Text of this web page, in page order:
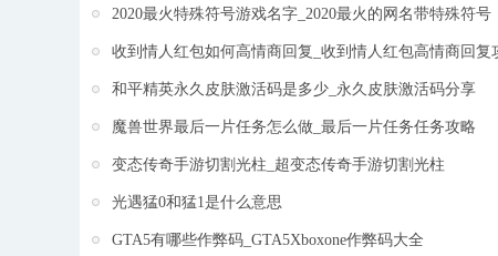
合制的放置RPG类卡牌游戏，在游戏中你将不断前往大
陆中冒险，集结强大勇敢的冒险英雄一起战斗，不断收
集强力的同伴扩充队伍，继承王之意志，称霸全场！ [详
2020最火特殊符号游戏名字_2020最火的网名带特殊符号
收到情人红包如何高情商回复_收到情人红包高情商回复
和平精英永久皮肤激活码是多少_永久皮肤激活码分享
魔兽世界最后一片任务怎么做_最后一片任务任务攻略
变态传奇手游切割光柱_超变态传奇手游切割光柱
光遇猛0和猛1是什么意思
GTA5有哪些作弊码_GTA5Xboxone作弊码大全